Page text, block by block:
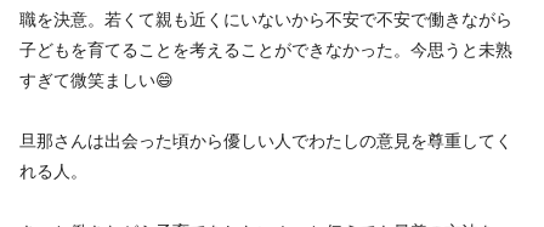
職を決意。若くて親も近くにいないから不安で不安で働きながら
子どもを育てることを考えることができなかった。今思うと未熟
すぎて微笑ましい😄
旦那さんは出会った頃から優しい人でわたしの意見を尊重してく
れる人。